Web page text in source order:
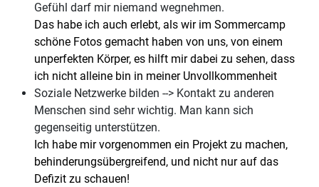
Gefühl darf mir niemand wegnehmen.
Das habe ich auch erlebt, als wir im Sommercamp
schöne Fotos gemacht haben von uns, von einem
unperfekten Körper, es hilft mir dabei zu sehen, dass
ich nicht alleine bin in meiner Unvollkommenheit
Soziale Netzwerke bilden --> Kontakt zu anderen
Menschen sind sehr wichtig. Man kann sich
gegenseitig unterstützen.
Ich habe mir vorgenommen ein Projekt zu machen,
behinderungsübergreifend, und nicht nur auf das
Defizit zu schauen!